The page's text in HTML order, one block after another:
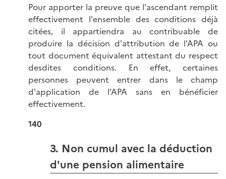
Pour apporter la preuve que l'ascendant remplit
effectivement l'ensemble des conditions déjà
citées, il appartiendra au contribuable de
produire la décision d'attribution de l’APA ou
tout document équivalent attestant du respect
desdites conditions. En effet, certaines
personnes peuvent entrer dans le champ
d'application de l’APA sans en bénéficier
effectivement.
140
3. Non cumul avec la déduction
d'une pension alimentaire